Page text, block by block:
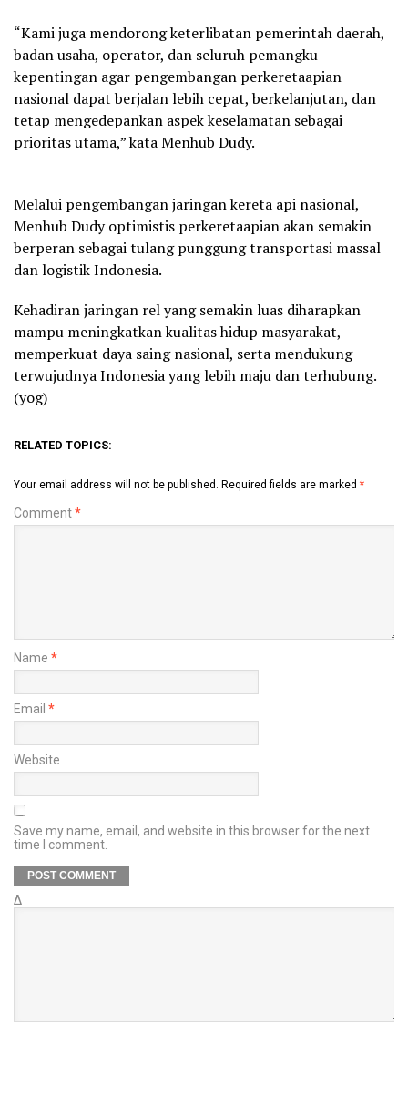
“Kami juga mendorong keterlibatan pemerintah daerah,
badan usaha, operator, dan seluruh pemangku
kepentingan agar pengembangan perkeretaapian
nasional dapat berjalan lebih cepat, berkelanjutan, dan
tetap mengedepankan aspek keselamatan sebagai
prioritas utama,” kata Menhub Dudy.
Melalui pengembangan jaringan kereta api nasional,
Menhub Dudy optimistis perkeretaapian akan semakin
berperan sebagai tulang punggung transportasi massal
dan logistik Indonesia.
Kehadiran jaringan rel yang semakin luas diharapkan
mampu meningkatkan kualitas hidup masyarakat,
memperkuat daya saing nasional, serta mendukung
terwujudnya Indonesia yang lebih maju dan terhubung.
(yog)
RELATED TOPICS:
Your email address will not be published. Required fields are marked *
Comment*
Name *
Email *
Website
Save my name, email, and website in this browser for the next
time I comment.
Δ